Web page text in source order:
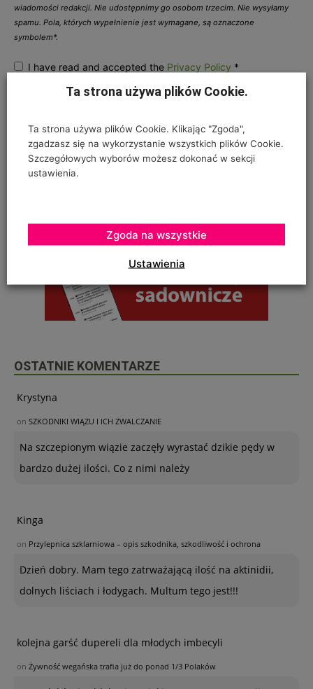
wiadomości redakcji. Nie udostępnimy go osobom trzecim. Nie wysyłamy
spamu. Pola, których wypełnienie jest wymagane, są oznaczone
symbolem*.
I have read and accepted the Privacy Policy *
OSTATNIE KOMENTARZE
Krystyna
on SZKODNIKI WIĄZU I ICH ZWALCZANIE
Na szczepionym wiązie zaczęły wyrastać dzikie pędy w
bardzo dużej ilości. Co z nimi należy
Kinga
on Przylepnica szklarniowa – opis szkodnika, szkodliwość i ochrona
Dzień dobry. Mam tego zatrważającą ilość na aktinidii,
dolnych liściach i łodygach. Multum tego jest!!!
kolejna garść dupereli dla młodych imbecyli
on Żywność wegańska trafia już do ponad 1/3 Polaków
Ta strona używa plików Cookie.
Ta strona używa plików Cookie. Klikając "Zgoda",
zgadzasz się na wykorzystanie wszystkich plików Cookie.
Szczegółowych wyborów możesz dokonać w sekcji
ustawienia.
Ustawienia
Zgoda na wszystkie